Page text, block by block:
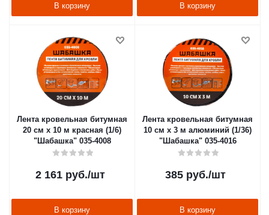
В корзину В корзину
Лента кровельная битумная
20 см х 10 м красная (1/6)
"Шабашка" 035-4008
2 161руб./шт
В корзину
Лента кровельная битумная
10 см х 3 м алюминий (1/36)
"Шабашка" 035-4016
385 руб./шт
В корзину